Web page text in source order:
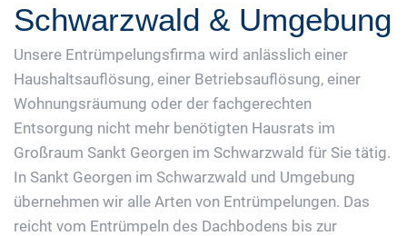
Schwarzwald & Umgebung
Unsere Entrümpelungsfirma wird anlässlich einer
Haushaltsauflösung, einer Betriebsauflösung, einer
Wohnungsräumung oder der fachgerechten
Entsorgung nicht mehr benötigten Hausrats im
Großraum Sankt Georgen im Schwarzwald für Sie tätig.
In Sankt Georgen im Schwarzwald und Umgebung
übernehmen wir alle Arten von Entrümpelungen. Das
reicht vom Entrümpeln des Dachbodens bis zur